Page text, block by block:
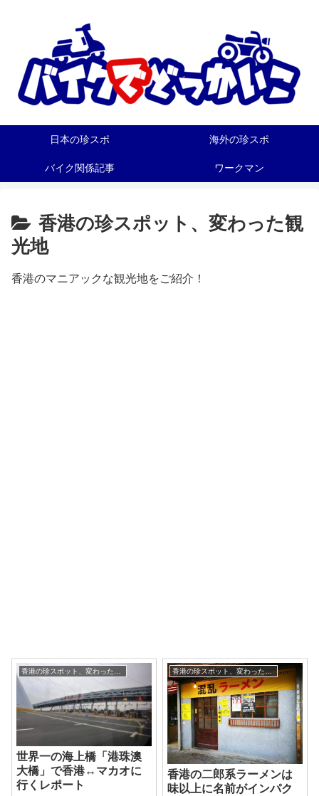
日本の珍スポ 海外の珍スポ
バイク関係記事 ワークマン
香港の珍スポット、変わった観
光地
香港のマニアックな観光地をご紹介！
世界一の海上橋「港珠澳
大橋」で香港↔マカオに
行くレポート
香港の珍スポット、変わった観光地
香港の二郎系ラーメンは
味以上に名前がインパク